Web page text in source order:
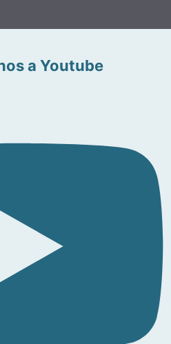
a Youtube